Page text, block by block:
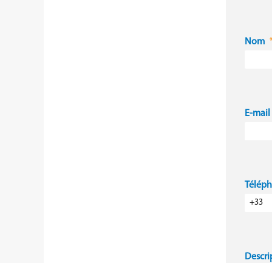
Nom
E-mail